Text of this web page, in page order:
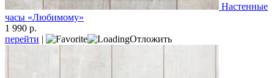
Настенные
часы «Любимому»
1 990 р.
перейти | Отложить